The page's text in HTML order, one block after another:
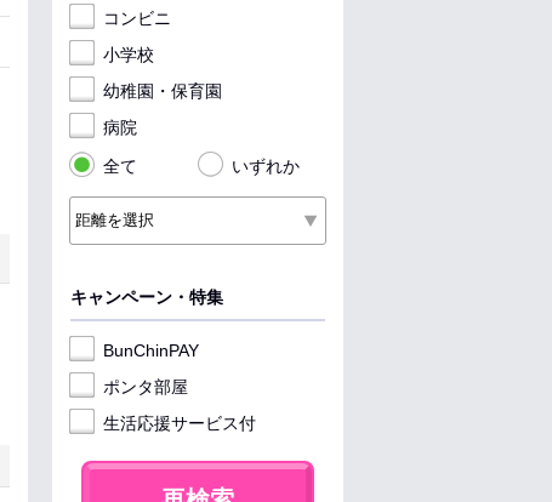
コンビニ
小学校
幼稚園・保育園
病院
全て
いずれか
キャンペーン・特集
BunChinPAY
ポンタ部屋
生活応援サービス付